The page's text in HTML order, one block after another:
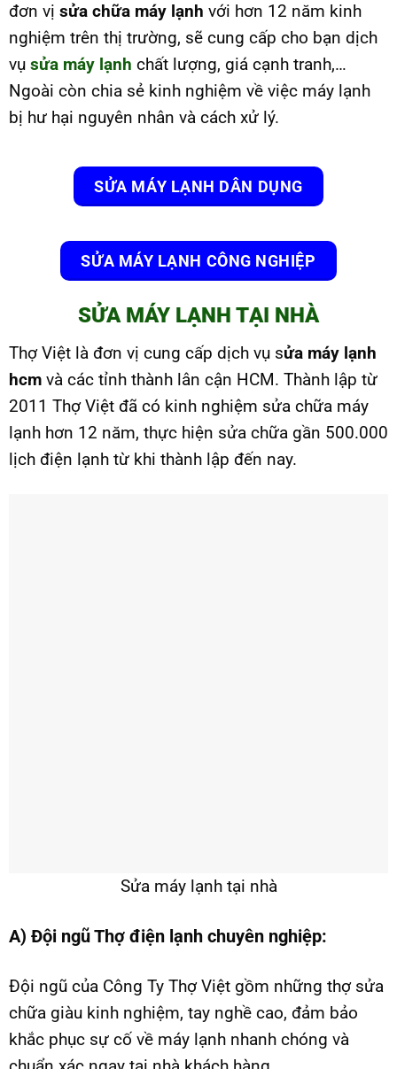
đơn vị sửa chữa máy lạnh với hơn 12 năm kinh
nghiệm trên thị trường, sẽ cung cấp cho bạn dịch
vụ sửa máy lạnh chất lượng, giá cạnh tranh,…
Ngoài còn chia sẻ kinh nghiệm về việc máy lạnh
bị hư hại nguyên nhân và cách xử lý.
SỬA MÁY LẠNH DÂN DỤNG
SỬA MÁY LẠNH CÔNG NGHIỆP
SỬA MÁY LẠNH TẠI NHÀ
Thợ Việt là đơn vị cung cấp dịch vụ sửa máy lạnh
hcm và các tỉnh thành lân cận HCM. Thành lập từ
2011 Thợ Việt đã có kinh nghiệm sửa chữa máy
lạnh hơn 12 năm, thực hiện sửa chữa gần 500.000
lịch điện lạnh từ khi thành lập đến nay.
Sửa máy lạnh tại nhà
A) Đội ngũ Thợ điện lạnh chuyên nghiệp:
Đội ngũ của Công Ty Thợ Việt gồm những thợ sửa
chữa giàu kinh nghiệm, tay nghề cao, đảm bảo
khắc phục sự cố về máy lạnh nhanh chóng và